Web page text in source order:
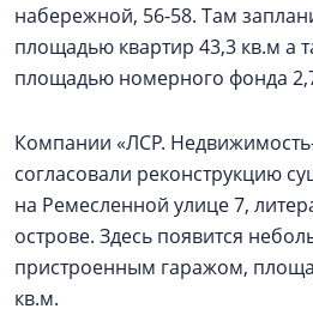
набережной, 56-58. Там
площадью квартир 43,3 кв.м а
площадью номерного фонда
Компании «ЛСР.
согласовали реконструкцию
на Ремесленной улице 7,
острове. Здесь появится
пристроенным гаражом,
кв.м.